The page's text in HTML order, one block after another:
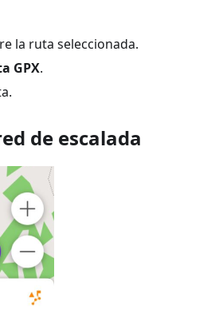
la ruta seleccionada.
GPX.
de escalada